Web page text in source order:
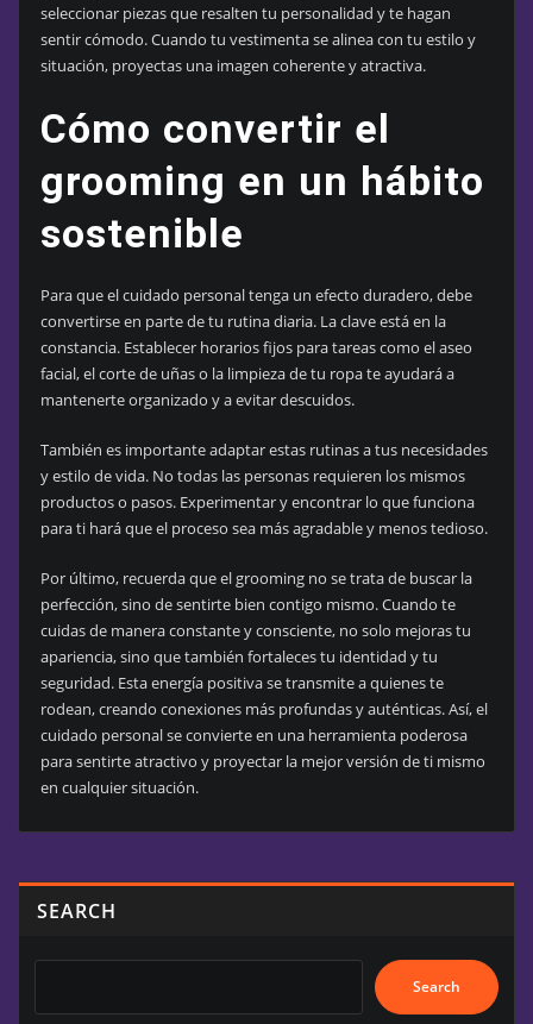
seleccionar piezas que resalten tu personalidad y te hagan
sentir cómodo. Cuando tu vestimenta se alinea con tu estilo y
situación, proyectas una imagen coherente y atractiva.
Cómo convertir el
grooming en un hábito
sostenible
Para que el cuidado personal tenga un efecto duradero, debe
convertirse en parte de tu rutina diaria. La clave está en la
constancia. Establecer horarios fijos para tareas como el aseo
facial, el corte de uñas o la limpieza de tu ropa te ayudará a
mantenerte organizado y a evitar descuidos.
También es importante adaptar estas rutinas a tus necesidades
y estilo de vida. No todas las personas requieren los mismos
productos o pasos. Experimentar y encontrar lo que funciona
para ti hará que el proceso sea más agradable y menos tedioso.
Por último, recuerda que el grooming no se trata de buscar la
perfección, sino de sentirte bien contigo mismo. Cuando te
cuidas de manera constante y consciente, no solo mejoras tu
apariencia, sino que también fortaleces tu identidad y tu
seguridad. Esta energía positiva se transmite a quienes te
rodean, creando conexiones más profundas y auténticas. Así, el
cuidado personal se convierte en una herramienta poderosa
para sentirte atractivo y proyectar la mejor versión de ti mismo
en cualquier situación.
SEARCH
Search